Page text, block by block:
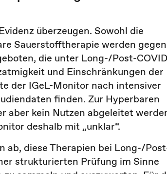
überzeugen. Sowohl die
Sauerstofftherapie werden gegen
die unter Long-/Post-COVID
und Einschränkungen der
der IGeL-Monitor nach intensiver
finden. Zur Hyperbaren
aber kein Nutzen abgeleitet
deshalb mit „unklar“.
ab, diese Therapien bei Long-/
strukturierten Prüfung im Sinne